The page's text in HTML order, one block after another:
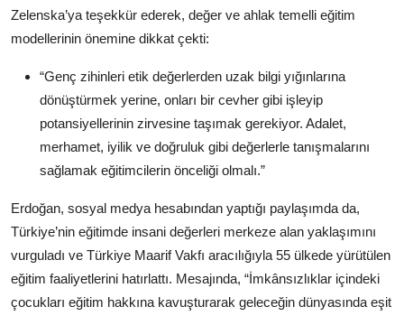
Zelenska’ya teşekkür ederek, değer ve ahlak temelli eğitim
modellerinin önemine dikkat çekti:
“Genç zihinleri etik değerlerden uzak bilgi yığınlarına
dönüştürmek yerine, onları bir cevher gibi işleyip
potansiyellerinin zirvesine taşımak gerekiyor. Adalet,
merhamet, iyilik ve doğruluk gibi değerlerle tanışmalarını
sağlamak eğitimcilerin önceliği olmalı.”
Erdoğan, sosyal medya hesabından yaptığı paylaşımda da,
Türkiye’nin eğitimde insani değerleri merkeze alan yaklaşımını
vurguladı ve Türkiye Maarif Vakfı aracılığıyla 55 ülkede yürütülen
eğitim faaliyetlerini hatırlattı. Mesajında, “İmkânsızlıklar içindeki
çocukları eğitim hakkına kavuşturarak geleceğin dünyasında eşit